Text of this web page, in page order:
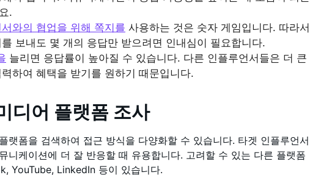
.
와의 협업을 위해 쪽지를 사용하는 것은 숫자 게임입니다. 따라서
보내도 몇 개의 응답만 받으려면 인내심이 필요합니다.
늘리면 응답률이 높아질 수 있습니다. 다른 인플루언서들은 더 큰
하여 혜택을 받기를 원하기 때문입니다.
디어 플랫폼 조사
랫폼을 검색하여 접근 방식을 다양화할 수 있습니다. 타겟 인플루언서
니케이션에 더 잘 반응할 때 유용합니다. 고려할 수 있는 다른 플랫폼
YouTube, LinkedIn 등이 있습니다.